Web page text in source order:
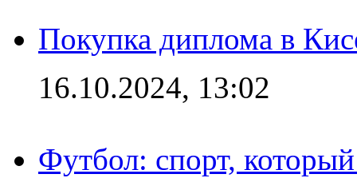
Покупка диплома в
16.10.2024, 13:02
Футбол: спорт,